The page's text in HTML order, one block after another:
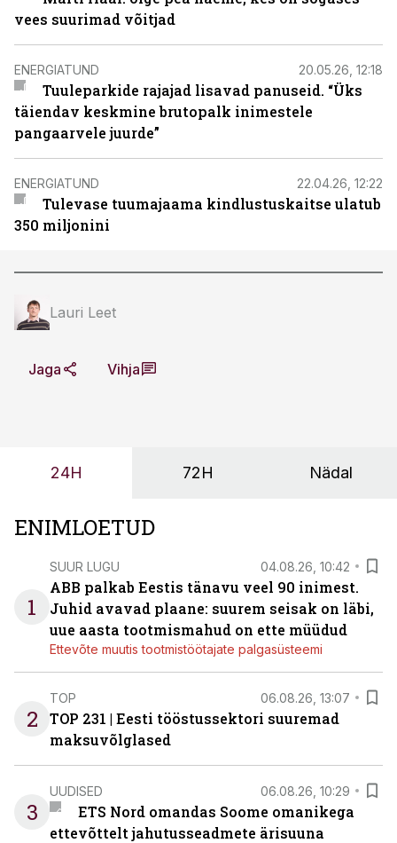
vees suurimad võitjad
ENERGIATUND 20.05.26, 12:18
Tuuleparkide rajajad lisavad panuseid. “Üks
täiendav keskmine brutopalk inimestele
pangaarvele juurde”
ENERGIATUND 22.04.26, 12:22
Tulevase tuumajaama kindlustuskaitse ulatub
350 miljonini
Lauri Leet
Jaga Vihja
24H 72H Nädal
ENIMLOETUD
1
SUUR LUGU 04.08.26, 10:42
ABB palkab Eestis tänavu veel 90 inimest.
Juhid avavad plaane: suurem seisak on läbi,
uue aasta tootmismahud on ette müüdud
Ettevõte muutis tootmistöötajate palgasüsteemi
2
TOP 06.08.26, 13:07
TOP 231 | Eesti tööstussektori suuremad
maksuvõlglased
3
UUDISED 06.08.26, 10:29
ETS Nord omandas Soome omanikega
ettevõttelt jahutusseadmete ärisuuna